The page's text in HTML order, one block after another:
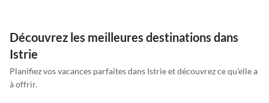
Découvrez les meilleures destinations dans
Istrie
Planifiez vos vacances parfaites dans Istrie et découvrez ce qu'elle a
à offrir.